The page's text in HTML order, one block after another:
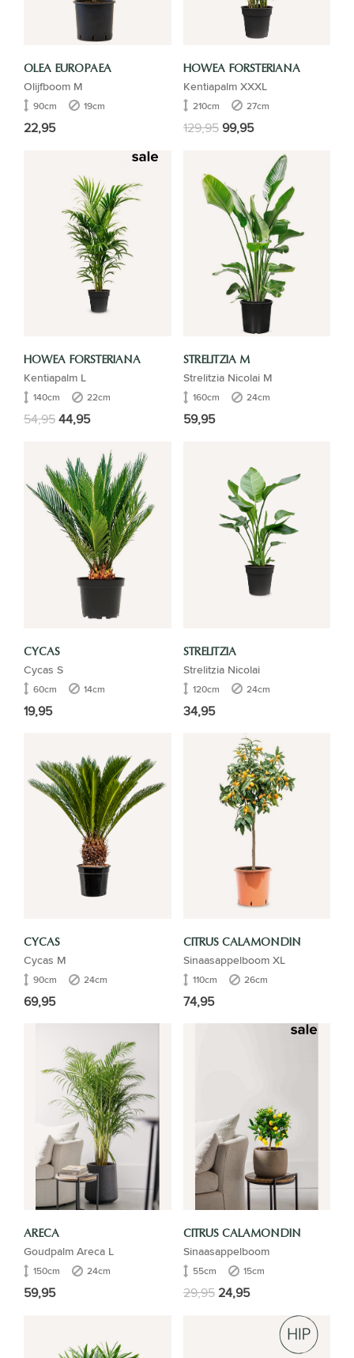
OLEA EUROPAEA
Olijfboom M
90cm 19cm
22,95
HOWEA FORSTERIANA
Kentiapalm XXXL
210cm 27cm
129,9599,95
HOWEA FORSTERIANA
Kentiapalm L
140cm 22cm
54,9544,95
STRELITZIA M
Strelitzia Nicolai M
160cm 24cm
59,95
CYCAS
Cycas S
60cm 14cm
19,95
STRELITZIA
Strelitzia Nicolai
120cm 24cm
34,95
CYCAS
Cycas M
90cm 24cm
69,95
CITRUS CALAMONDIN
Sinaasappelboom XL
110cm 26cm
74,95
ARECA
Goudpalm Areca L
150cm 24cm
59,95
CITRUS CALAMONDIN
Sinaasappelboom
55cm 15cm
29,9524,95